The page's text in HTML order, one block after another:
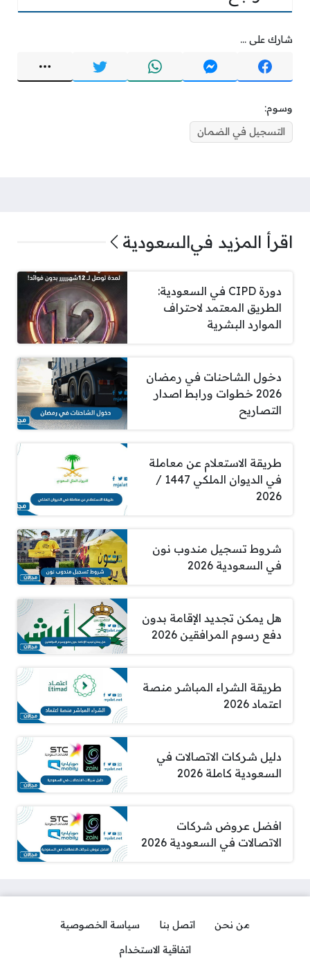
شارك على ...
وسوم:
التسجيل في الضمان
اقرأ المزيد فيالسعودية
دورة CIPD في السعودية:
الطريق المعتمد لاحتراف
الموارد البشرية
دخول الشاحنات في رمضان
2026 خطوات ورابط اصدار
التصاريح
طريقة الاستعلام عن معاملة
في الديوان الملكي 1447 /
2026
شروط تسجيل مندوب نون
في السعودية 2026
هل يمكن تجديد الإقامة بدون
دفع رسوم المرافقين 2026
طريقة الشراء المباشر منصة
اعتماد 2026
دليل شركات الاتصالات في
السعودية كاملة 2026
افضل عروض شركات
الاتصالات في السعودية 2026
من نحن اتصل بنا
سياسة الخصوصية
اتفاقية الاستخدام